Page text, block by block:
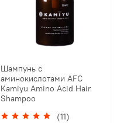
Шампунь с
аминокислотами AFC
Kamiyu Amino Acid Hair
Shampoo
(11)